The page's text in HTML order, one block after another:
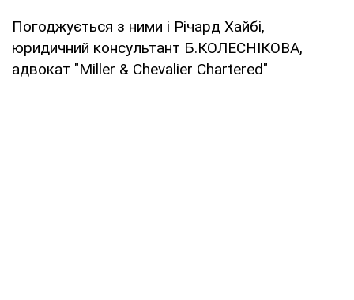
Погоджується з ними і Річард Хайбі,
юридичний консультант Б.КОЛЕСНІКОВА,
адвокат "Miller & Chevalier Chartered"